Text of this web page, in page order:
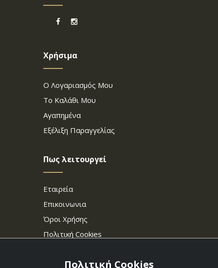
Χρήσιμα
Ο Λογαριασμός Μου
Το Καλάθι Μου
Αγαπημένα
Εξέλιξη Παραγγελίας
Πως λειτουργεί
Εταιρεία
Επικοινωνια
Όροι Χρήσης
Πολιτική Cookies
Πολιτική Cookies